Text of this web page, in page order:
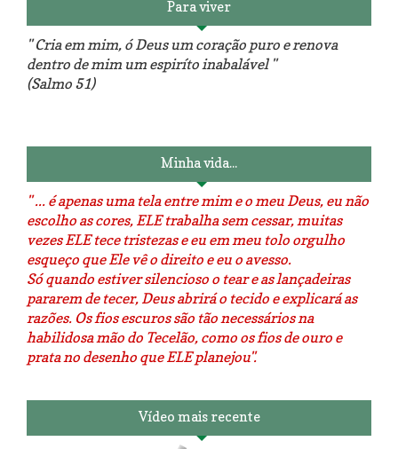
Para viver
" Cria em mim, ó Deus um coração puro e renova
dentro de mim um espiríto inabalável "
(Salmo 51)
Minha vida...
" ... é apenas uma tela entre mim e o meu Deus, eu não
escolho as cores, ELE trabalha sem cessar, muitas
vezes ELE tece tristezas e eu em meu tolo orgulho
esqueço que Ele vê o direito e eu o avesso.
Só quando estiver silencioso o tear e as lançadeiras
pararem de tecer, Deus abrirá o tecido e explicará as
razões. Os fios escuros são tão necessários na
habilidosa mão do Tecelão, como os fios de ouro e
prata no desenho que ELE planejou".
Vídeo mais recente